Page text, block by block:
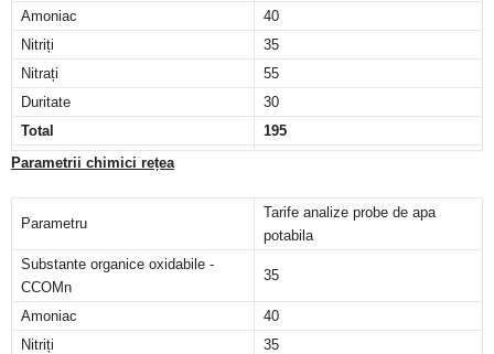
Amoniac
40
Nitriți
35
Nitrați
55
Duritate
30
Total
195
Parametrii chimici rețea
Parametru
Tarife analize probe de apa
potabila
Substante organice oxidabile -
CCOMn
35
Amoniac
40
Nitriți
35